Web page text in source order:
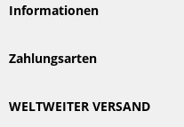
Informationen
Zahlungsarten
WELTWEITER VERSAND